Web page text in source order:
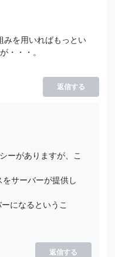
みを用いればもっとい
・・・。
返信する
ーがありますが、こ
サーバーが提供し
になるというこ
返信する